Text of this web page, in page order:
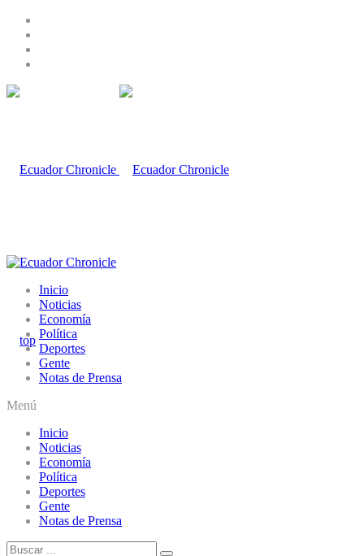
Inicio
Noticias
Economía
Política
Deportes
Gente
Notas de Prensa
Menú
Inicio
Noticias
Economía
Política
Deportes
Gente
Notas de Prensa